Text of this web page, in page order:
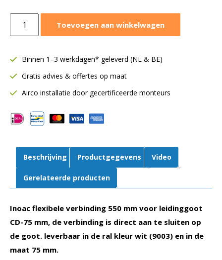
flexibele
550
NF-
75
75
mm
Wit
aantal
Toevoegen aan winkelwagen
Binnen 1–3 werkdagen* geleverd (NL & BE)
Gratis advies & offertes op maat
Airco installatie door gecertificeerde monteurs
Beschrijving Productgegevens Video
Gerelateerde producten
Inoac flexibele verbinding 550 mm voor leidinggoot
CD-75 mm, de verbinding is direct aan te sluiten op
de goot. leverbaar in de ral kleur wit (9003) en in de
maat 75 mm.